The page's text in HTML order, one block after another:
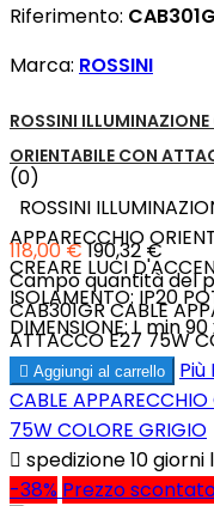
Riferimento:
Marca: ROSSINI
ROSSINI
ORIENTABILE CON
(0)
ROSSINI
APPARECCHIO
CREARE LUCI
ISOLAMENTO: IP20
DIMENSIONE: L min
118,00 € 190,32 €
Campo quantità del
CAB301GR CABLE
ATTACCO E27 75W
 Aggiungi al carrello Più
CABLE
75W COLORE GRIGIO
 spedizione 10
-38% Prezzo